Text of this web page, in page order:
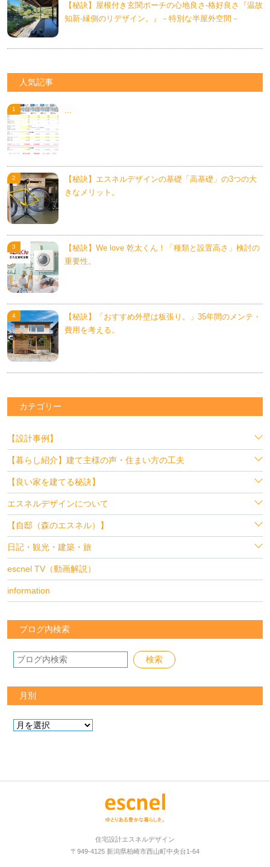
【秘訣】屋根付き玄関ポーチの心地良さ-格好良さ『温故
知新-縁側のリデザイン。』－特別な半屋外空間－
人気記事
...
【秘訣】エスネルデザインの基礎「高基礎」の3つの大
きなメリット。
【秘訣】We love 乾太くん！「種類と設置高さ」検討の
重要性。
【秘訣】「おすすめ外壁は板張り。」35年間のメンテ・
費用を考える。
カテゴリー
【設計事例】
【暮らし紹介】建て主様の声・住まい方の工夫
【良い家を建てる秘訣】
エスネルデザインについて
【自邸（森のエスネル）】
日記・観光・建築・旅
escnel TV（動画解説）
information
ブログ内検索
月別
住宅設計エスネルデザイン
〒949-4125 新潟県柏崎市西山町中央台1-64